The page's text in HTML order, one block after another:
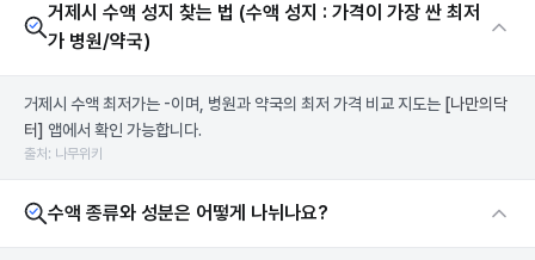
거제시 수액 성지 찾는 법 (수액 성지 : 가격이 가장 싼 최저
가 병원/약국)
거제시 수액 최저가는 -이며, 병원과 약국의 최저 가격 비교 지도는 [나만의닥
터] 앱에서 확인 가능합니다.
출처: 나무위키
수액 종류와 성분은 어떻게 나뉘나요?